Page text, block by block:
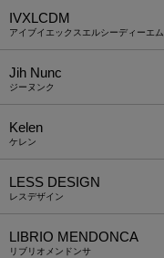
IVXLCDM
アイブイエックスエルシーディーエム
Jih Nunc
ジーヌンク
Kelen
ケレン
LESS DESIGN
レスデザイン
LIBRIO MENDONCA
リブリオメンドンサ